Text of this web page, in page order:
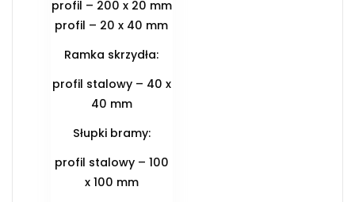
profil – 200 x 20 mm
profil – 20 x 40 mm
Ramka skrzydła:
profil stalowy – 40 x
40 mm
Słupki bramy:
profil stalowy – 100
x 100 mm